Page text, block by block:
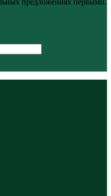
предложениях первыми.